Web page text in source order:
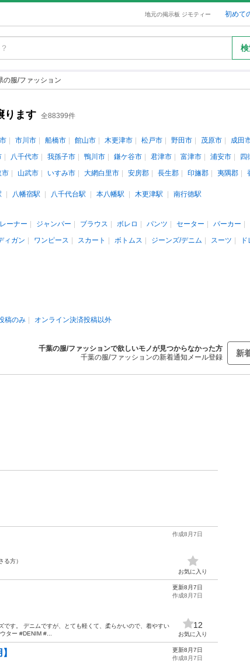
地元の掲示板 ジモティー 初めて
の服/ファッション
ります 全88399件
市川市 船橋市 館山市 木更津市 松戸市 野田市 茂原市 成田
八千代市 我孫子市 鴨川市 鎌ケ谷市 君津市 富津市 浦安市 四
市 山武市 いすみ市 大網白里市 安房郡 長生郡 印旛郡 夷隅郡
八幡宿駅 八千代台駅 本八幡駅 木更津駅
南行徳駅
ーナー ジャンパー ブラウス ボレロ パンツ セーター パーカー
ィガン ワンピース スカート ボトムス ジーンズ/デニム スーツ
稿のみ オンライン決済投稿以外
千葉の服/ファッションで欲しいモノが見つからなかった方
千葉の服/ファッションの新着通知メール登録
新
方）
作成8月7日
お気に入り
す。 デニムですが、とても軽くて、柔らかいので、着やすい
ター #DENIM #...
更新8月7日
作成8月7日
12
お気に入り
更新8月7日
作成8月7日